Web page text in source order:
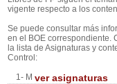
vigente respecto a los
Se puede consultar más
en el BOE correspondiente.
la lista de Asignaturas y
Control:
1- M ver asignaturas